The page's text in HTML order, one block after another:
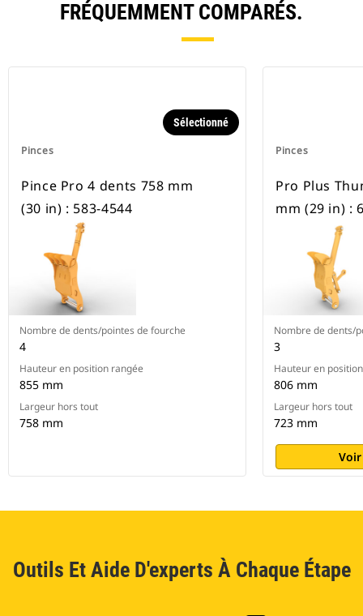
FRÉQUEMMENT COMPARÉS.
Pinces
Sélectionné
Pince Pro 4 dents 758 mm
(30 in) : 583-4544
Nombre de dents/pointes de fourche
4
Hauteur en position rangée
855 mm
Largeur hors tout
758 mm
Pinces
Pro Plus
mm (29 in) :
Nombre de dents/
3
Hauteur en
806 mm
Largeur hors tout
723 mm
Outils Et Aide D'experts À Chaque Étape